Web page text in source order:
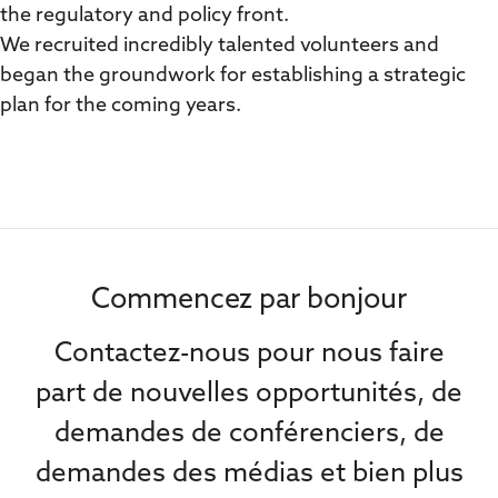
the regulatory and policy front.
We recruited incredibly talented volunteers and
began the groundwork for establishing a strategic
plan for the coming years.
Commencez par bonjour
Contactez-nous pour nous faire
part de nouvelles opportunités, de
demandes de conférenciers, de
demandes des médias et bien plus